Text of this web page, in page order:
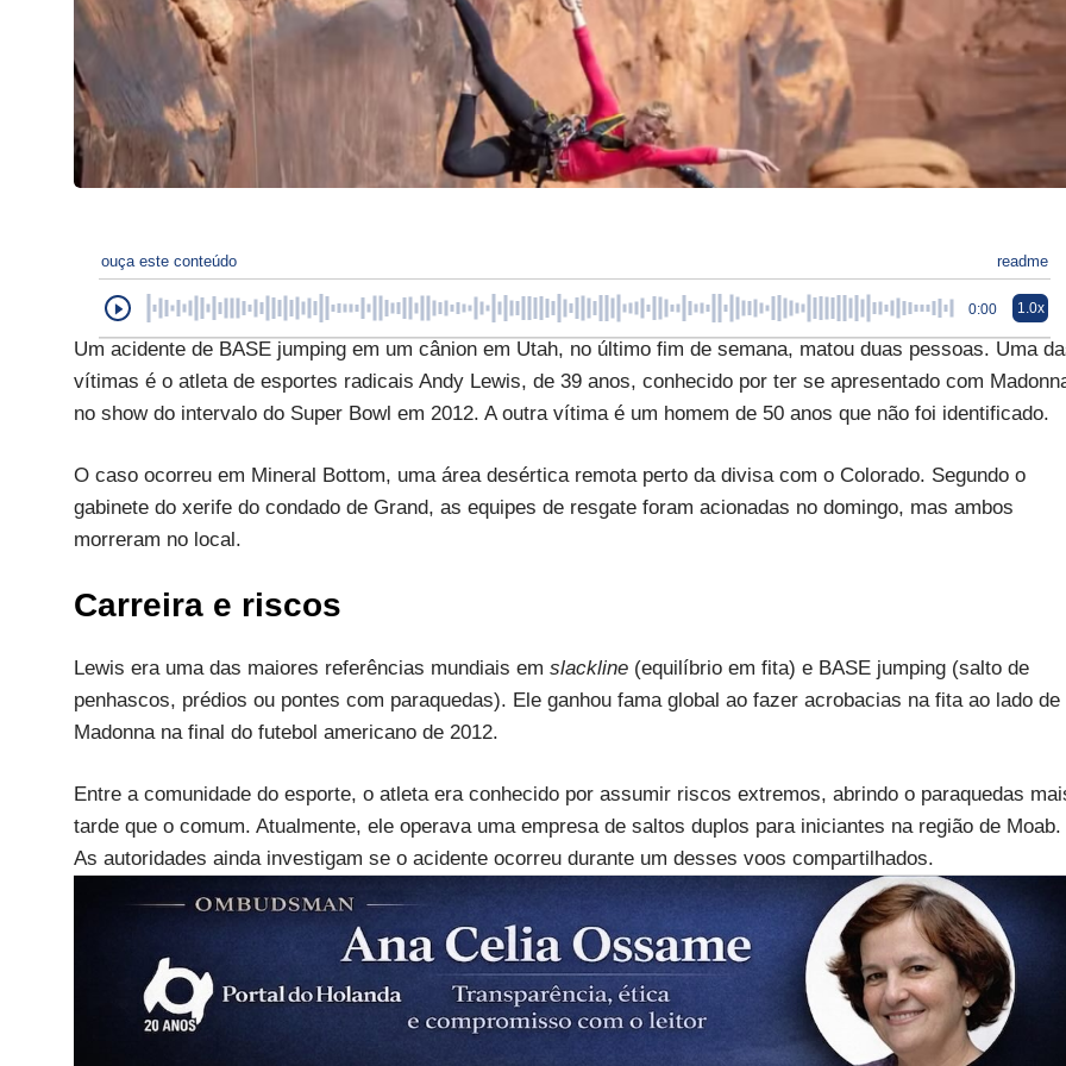
ouça este conteúdo readme
0:00 1.0x
Um acidente de BASE jumping em um cânion em Utah, no último fim de semana, matou duas pessoas. Uma
vítimas é o atleta de esportes radicais Andy Lewis, de 39 anos, conhecido por ter se apresentado com
no show do intervalo do Super Bowl em 2012. A outra vítima é um homem de 50 anos que não foi identificado.
O caso ocorreu em Mineral Bottom, uma área desértica remota perto da divisa com o Colorado. Segundo o
gabinete do xerife do condado de Grand, as equipes de resgate foram acionadas no domingo, mas ambos
morreram no local.
Carreira e riscos
Lewis era uma das maiores referências mundiais em slackline (equilíbrio em fita) e BASE jumping (salto de
penhascos, prédios ou pontes com paraquedas). Ele ganhou fama global ao fazer acrobacias na fita ao lado de
Madonna na final do futebol americano de 2012.
Entre a comunidade do esporte, o atleta era conhecido por assumir riscos extremos, abrindo o paraquedas
tarde que o comum. Atualmente, ele operava uma empresa de saltos duplos para iniciantes na região de Moab.
As autoridades ainda investigam se o acidente ocorreu durante um desses voos compartilhados.